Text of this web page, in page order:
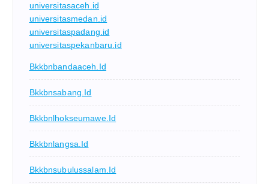
universitasaceh.id
universitasmedan.id
universitaspadang.id
universitaspekanbaru.id
Bkkbnbandaaceh.id
Bkkbnsabang.id
Bkkbnlhokseumawe.id
Bkkbnlangsa.id
Bkkbnsubulussalam.id